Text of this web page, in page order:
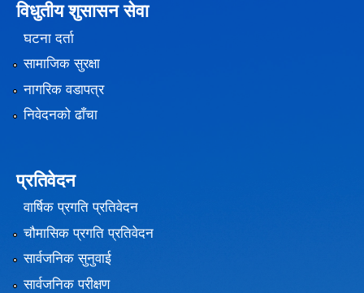
विधुतीय शुसासन सेवा
घटना दर्ता
सामाजिक सुरक्षा
नागरिक वडापत्र
निवेदनको ढाँचा
प्रतिवेदन
वार्षिक प्रगति प्रतिवेदन
चौमासिक प्रगति प्रतिवेदन
सार्वजनिक सुनुवाई
सार्वजनिक परीक्षण